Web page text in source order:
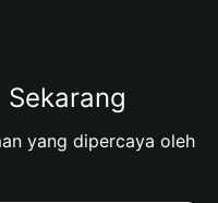
yang dipercaya oleh